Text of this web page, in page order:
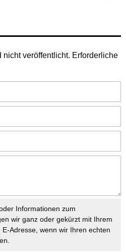
nicht veröffentlicht. Erforderliche
Informationen zum
wir ganz oder gekürzt mit Ihrem
Adresse, wenn wir Ihren echten